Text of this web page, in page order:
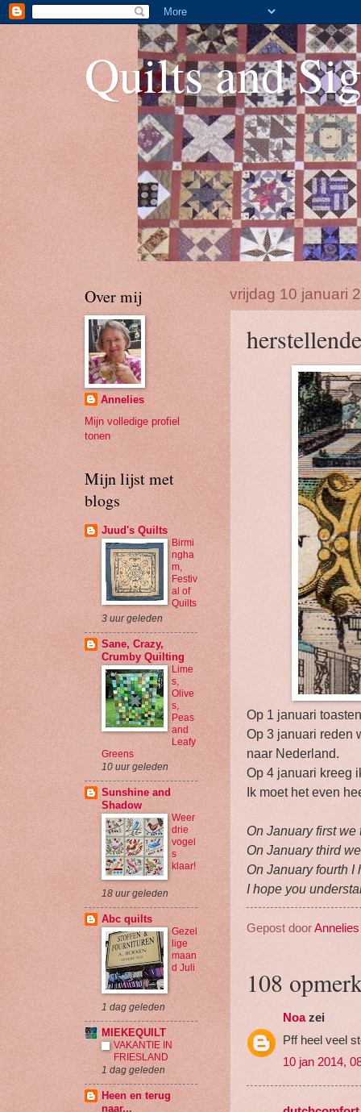
Quilts and
vrijdag 10 januari
Op 1 januari
Op 3 januari reden
naar Nederland.
Op 4 januari kreeg
Ik moet het even
On January first
On January third
On January fourth I
I hope you
Gepost doorAnnelies
108
Noazei
Pff heel veel
10 jan 2014,
Over mij
Annelies
Mijn volledige profiel
tonen
Mijn lijst met
blogs
Juud's Quilts
Birmi
ngha
m,
Festiv
al of
Quilts
3 uur geleden
Sane, Crazy,
Crumby Quilting
Lime
s,
Olive
s,
Peas
and
Leafy
Greens
10 uur geleden
Sunshine and
Shadow
Weer
drie
vogel
s
klaar!
18 uur geleden
Abc quilts
Gezel
lige
maan
d Juli
1 dag geleden
MIEKEQUILT
VAKANTIE IN
FRIESLAND
1 dag geleden
Heen en terug
naar...